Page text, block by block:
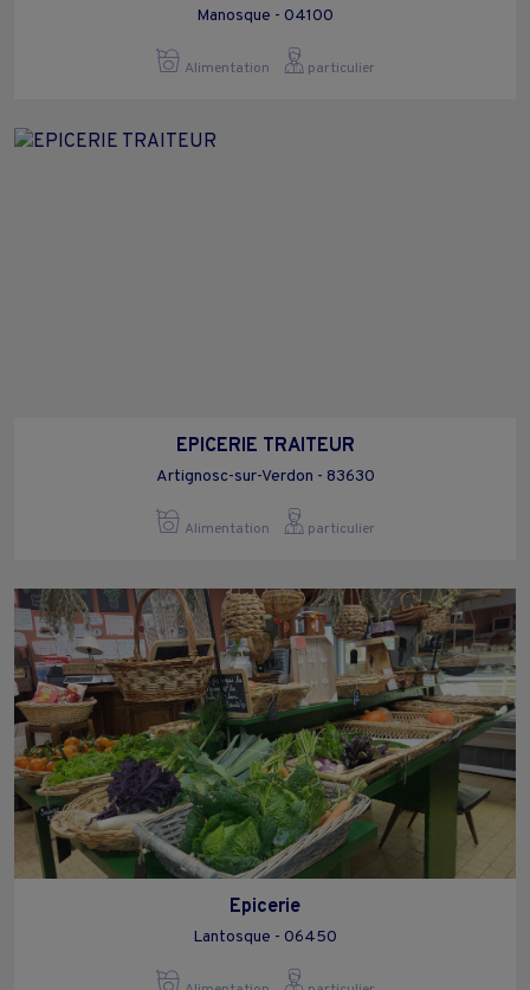
Manosque - 04100
Alimentation particulier
EPICERIE TRAITEUR
Artignosc-sur-Verdon - 83630
Alimentation particulier
Epicerie
Lantosque - 06450